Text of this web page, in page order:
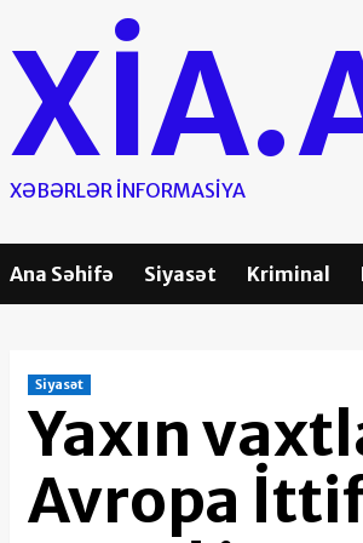
content
XƏBƏRLƏR INFORMASIYA
Ana Səhifə Siyasət Kriminal
Siyasət
Yaxın
Avropa